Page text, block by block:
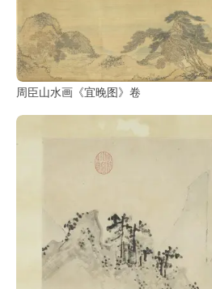
周臣山水画《宜晚图》卷